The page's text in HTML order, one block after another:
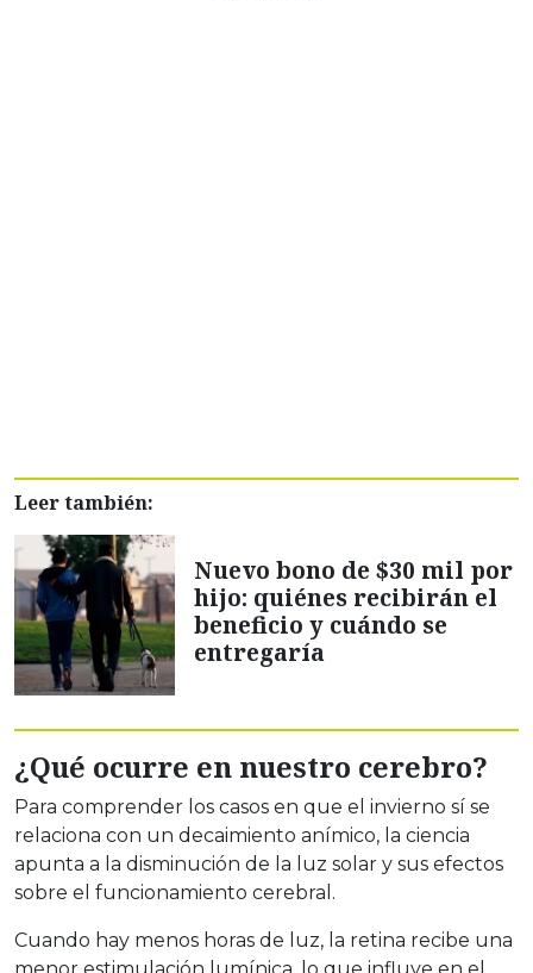
Leer también:
Nuevo bono de $30 mil por
hijo: quiénes recibirán el
beneficio y cuándo se
entregaría
¿Qué ocurre en nuestro cerebro?
Para comprender los casos en que el invierno sí se
relaciona con un decaimiento anímico, la ciencia
apunta a la disminución de la luz solar y sus efectos
sobre el funcionamiento cerebral.
Cuando hay menos horas de luz, la retina recibe una